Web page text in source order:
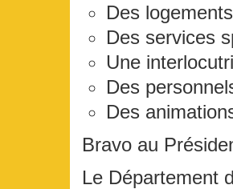
Des
Des services
Une
Des
Des
Bravo au
Le Département